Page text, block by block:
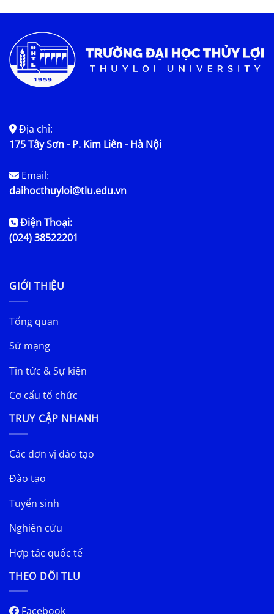
Tin tức chung
Địa chỉ:
175 Tây Sơn - P. Kim Liên - Hà Nội
Email:
daihocthuyloi@tlu.edu.vn
Điện Thoại:
(024) 38522201
GIỚI THIỆU
Tổng quan
Sứ mạng
Tin tức & Sự kiện
Cơ cấu tổ chức
TRUY CẬP NHANH
Các đơn vị đào tạo
Đào tạo
Tuyển sinh
Nghiên cứu
Hợp tác quốc tế
THEO DÕI TLU
Facebook